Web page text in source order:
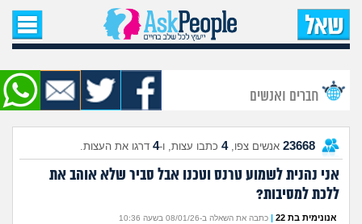
עמוד הבית
שאל שאלה
שאלות חדשות
שאלות שעוררו עניין
חברים ואנשים
23668 אנשים צפו,4 כתבו עצות, ו-4 דרגו את העצות.
אני נהנית לשמוע טרנס וטכנו אבל סביר שלא אוהב את
ללכת למסיבות?
אנונימית בת 22 | כתבה את השאלה ב-08/01/26 בשעה 10:36